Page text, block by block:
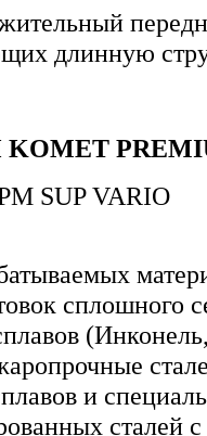
длинную
сплошного
и
сталей